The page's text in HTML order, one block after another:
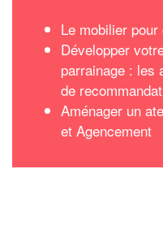
Le mobilier
Développer
parrainage : les
de
Aménager un
et Agencement